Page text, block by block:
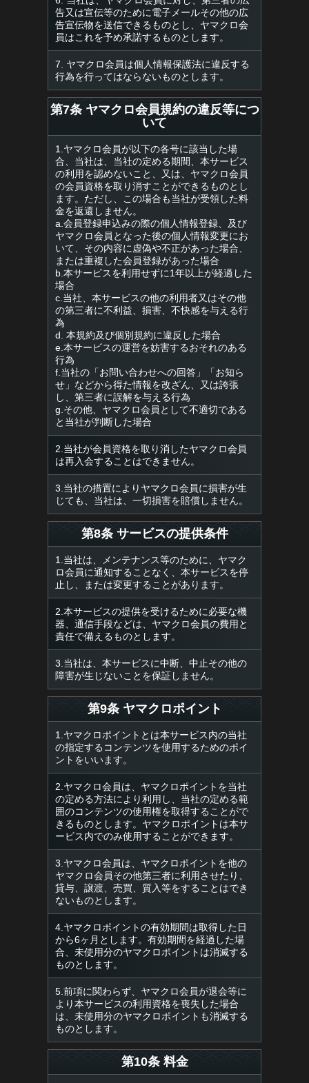
告又は宣伝等のために電子メールその他の広
告宣伝物を送信できるものとし、ヤマクロ会
員はこれを予め承諾するものとします。
7. ヤマクロ会員は個人情報保護法に違反する
行為を行ってはならないものとします。
第7条 ヤマクロ会員規約の違反等につ
いて
1.ヤマクロ会員が以下の各号に該当した場
合、当社は、当社の定める期間、本サービス
の利用を認めないこと、又は、ヤマクロ会員
の会員資格を取り消すことができるものとし
ます。ただし、この場合も当社が受領した料
金を返還しません。
a.会員登録申込みの際の個人情報登録、及び
ヤマクロ会員となった後の個人情報変更にお
いて、その内容に虚偽や不正があった場合、
または重複した会員登録があった場合
b.本サービスを利用せずに1年以上が経過した
場合
c.当社、本サービスの他の利用者又はその他
の第三者に不利益、損害、不快感を与える行
為
d. 本規約及び個別規約に違反した場合
e.本サービスの運営を妨害するおそれのある
行為
f.当社の「お問い合わせへの回答」「お知ら
せ」などから得た情報を改ざん、又は誇張
し、第三者に誤解を与える行為
g.その他、ヤマクロ会員として不適切である
と当社が判断した場合
2.当社が会員資格を取り消したヤマクロ会員
は再入会することはできません。
3.当社の措置によりヤマクロ会員に損害が生
じても、当社は、一切損害を賠償しません。
第8条 サービスの提供条件
1.当社は、メンテナンス等のために、ヤマク
ロ会員に通知することなく、本サービスを停
止し、または変更することがあります。
2.本サービスの提供を受けるために必要な機
器、通信手段などは、ヤマクロ会員の費用と
責任で備えるものとします。
3.当社は、本サービスに中断、中止その他の
障害が生じないことを保証しません。
第9条 ヤマクロポイント
1.ヤマクロポイントとは本サービス内の当社
の指定するコンテンツを使用するためのポイ
ントをいいます。
2.ヤマクロ会員は、ヤマクロポイントを当社
の定める方法により利用し、当社の定める範
囲のコンテンツの使用権を取得することがで
きるものとします。ヤマクロポイントは本サ
ービス内でのみ使用することができます。
3.ヤマクロ会員は、ヤマクロポイントを他の
ヤマクロ会員その他第三者に利用させたり、
貸与、譲渡、売買、質入等をすることはでき
ないものとします。
4.ヤマクロポイントの有効期間は取得した日
から6ヶ月とします。有効期間を経過した場
合、未使用分のヤマクロポイントは消滅する
ものとします。
5.前項に関わらず、ヤマクロ会員が退会等に
より本サービスの利用資格を喪失した場合
は、未使用分のヤマクロポイントも消滅する
ものとします。
第10条 料金